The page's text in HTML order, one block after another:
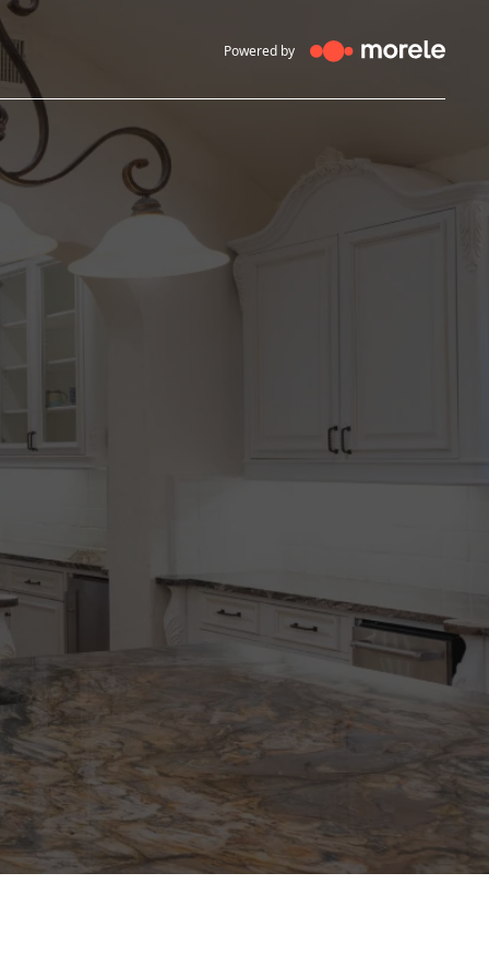
Powered by